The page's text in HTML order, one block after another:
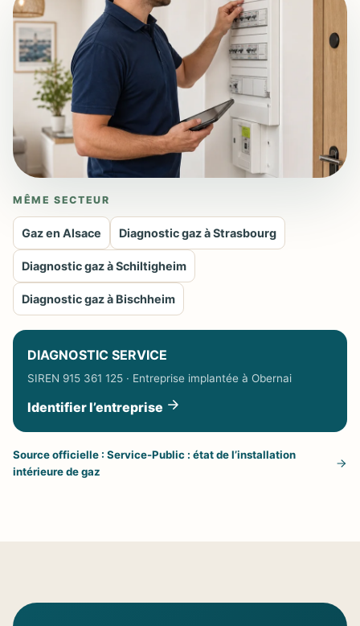
MÊME SECTEUR
Gaz en Alsace Diagnostic gaz à Strasbourg
Diagnostic gaz à Schiltigheim
Diagnostic gaz à Bischheim
DIAGNOSTIC SERVICE
SIREN 915 361 125 · Entreprise implantée à Obernai
Identifier l’entreprise
Source officielle : Service-Public : état de l’installation
intérieure de gaz